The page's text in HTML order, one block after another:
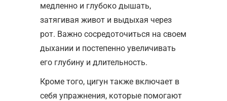
медленно и глубоко дышать,
затягивая живот и выдыхая через
рот. Важно сосредоточиться на своем
дыхании и постепенно увеличивать
его глубину и длительность.
Кроме того, цигун также включает в
себя упражнения, которые помогают